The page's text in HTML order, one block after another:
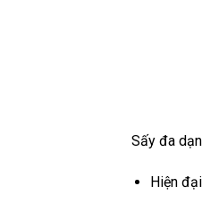
Sấy đa
Hiện